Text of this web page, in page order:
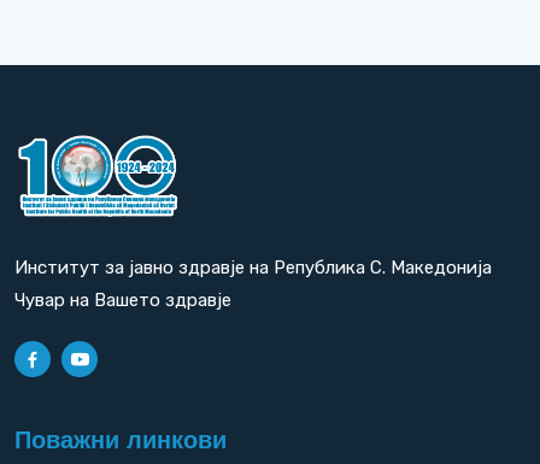
Институт за јавно здравје на Република С. Македонија
Чувар на Вашето здравје
Поважни линкови